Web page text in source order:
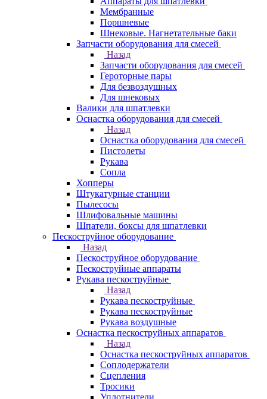
Мембранные
Поршневые
Шнековые. Нагнетательные баки
Запчасти оборудования для смесей
Назад
Запчасти оборудования для смесей
Героторные пары
Для безвоздушных
Для шнековых
Валики для шпатлевки
Оснастка оборудования для смесей
Назад
Оснастка оборудования для смесей
Пистолеты
Рукава
Сопла
Хопперы
Штукатурные станции
Пылесосы
Шлифовальные машины
Шпатели, боксы для шпатлевки
Пескоструйное оборудование
Назад
Пескоструйное оборудование
Пескоструйные аппараты
Рукава пескоструйные
Назад
Рукава пескоструйные
Рукава пескоструйные
Рукава воздушные
Оснастка пескоструйных аппаратов
Назад
Оснастка пескоструйных аппаратов
Соплодержатели
Сцепления
Тросики
Уплотнители